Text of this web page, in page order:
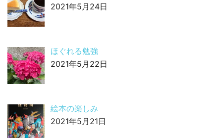
2021年5月24日
ほぐれる勉強
2021年5月22日
絵本の楽しみ
2021年5月21日